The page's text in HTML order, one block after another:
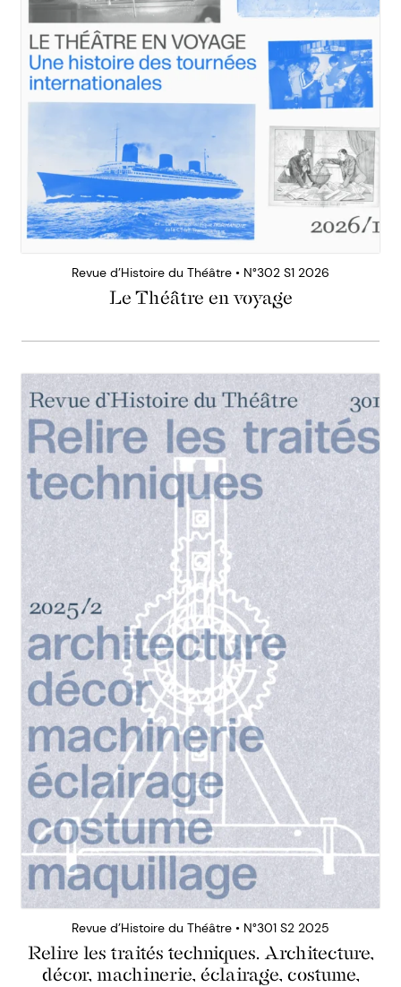
Revue d’Histoire du Théâtre • N°302 S1 2026
Le Théâtre en voyage
Revue d’Histoire du Théâtre • N°301 S2 2025
Relire les traités techniques. Architecture,
décor, machinerie, éclairage, costume,